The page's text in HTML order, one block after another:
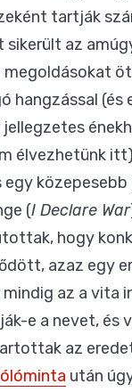
tartják
sikerült az
megoldásokat
hangzással (és
élvezhetünk
egy közepesebb
(I Declare War
hogy
azaz egy
az a vita
e a nevet, és
az
után